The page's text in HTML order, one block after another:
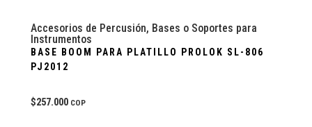
Accesorios de Percusión, Bases o Soportes para
Instrumentos
BASE BOOM PARA PLATILLO PROLOK SL-806
PJ2012
$257.000 COP